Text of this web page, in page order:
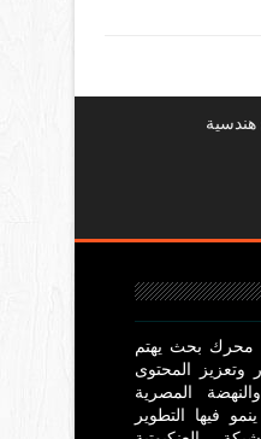
هندسية
محرك بحث يهتم
وتعزيز المحتوى
المصرية
فيها التطوير